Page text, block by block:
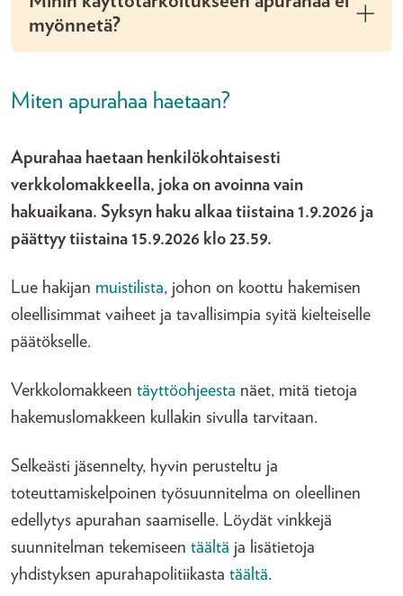
myönnetä?
Miten apurahaa haetaan?
Apurahaa haetaan henkilökohtaisesti
verkkolomakkeella, joka on avoinna vain
hakuaikana. Syksyn haku alkaa tiistaina 1.9.2026 ja
päättyy tiistaina 15.9.2026 klo 23.59.
Lue hakijan muistilista, johon on koottu hakemisen
oleellisimmat vaiheet ja tavallisimpia syitä kielteiselle
päätökselle.
Verkkolomakkeen täyttöohjeesta näet, mitä tietoja
hakemuslomakkeen kullakin sivulla tarvitaan.
Selkeästi jäsennelty, hyvin perusteltu ja
toteuttamiskelpoinen työsuunnitelma on oleellinen
edellytys apurahan saamiselle. Löydät vinkkejä
suunnitelman tekemiseen täältä ja lisätietoja
yhdistyksen apurahapolitiikasta täältä.